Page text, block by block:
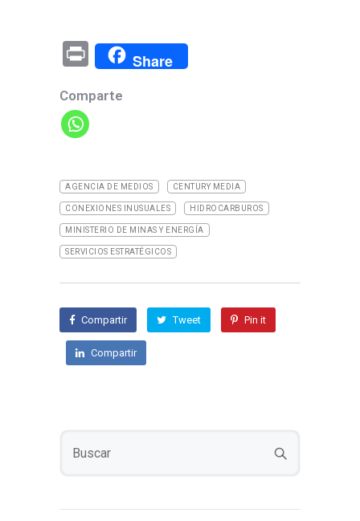
Pr
in
t
Share
Comparte
AGENCIA DE MEDIOS CENTURY MEDIA
CONEXIONES INUSUALES HIDROCARBUROS
MINISTERIO DE MINAS Y ENERGÍA
SERVICIOS ESTRATÉGICOS
Compartir Tweet Pin it
Compartir